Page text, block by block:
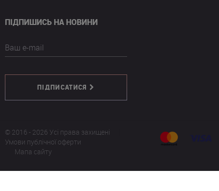
ПІДПИШИСЬ НА НОВИНИ
Ваш e-mail
ПІДПИСАТИСЯ
© 2016 - 2026 Усі права захищені
Умови публічної оферти
Мапа сайту